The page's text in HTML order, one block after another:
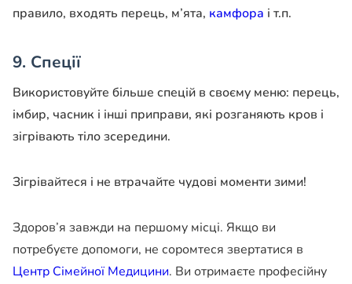
правило, входять перець, м’ята, камфора і т.п.
9. Спеції
Використовуйте більше спецій в своєму меню: перець,
імбир, часник і інші приправи, які розганяють кров і
зігрівають тіло зсередини.
Зігрівайтеся і не втрачайте чудові моменти зими!
Здоров’я завжди на першому місці. Якщо ви
потребуєте допомоги, не соромтеся звертатися в
Центр Сімейної Медицини. Ви отримаєте професійну